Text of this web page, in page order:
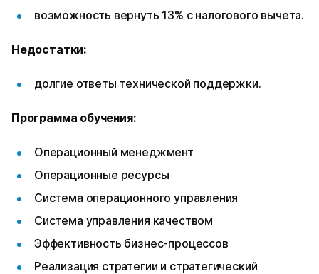
возможность вернуть 13% с налогового вычета.
Недостатки:
долгие ответы технической поддержки.
Программа обучения:
Операционный менеджмент
Операционные ресурсы
Система операционного управления
Система управления качеством
Эффективность бизнес-процессов
Реализация стратегии и стратегический